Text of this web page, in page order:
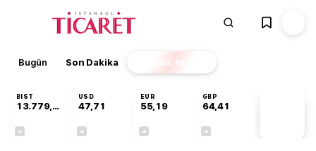
Bugün Son Dakika Finans EKSTRA
BIST
13.779,39
USD
47,71
EUR
55,19
GBP
64,41